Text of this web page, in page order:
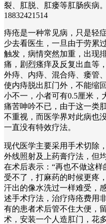
裂、肛脱、肛瘘等肛肠疾
18832421514
痔疮是一种常见病，只是轻
少去看医生，一旦由于劳累
触发，病情突然加重，出现
痛，剧烈瘙痒及反复出血等
外痔、内痔、混合痔、瘘管
使内痔脱出肛门外，不能缩
小不一，小者可有0.5厘米，
痛苦呻吟不已，由于这一类
不重视，而医学界对此病也
一直没有特效疗法。
现代医学主要采用手术切除
外线照射及上药膏疗法，但
在术后表示：“再也不做这
受不了，打麻药的时候更疼
汗出的像水洗过一样难受，
述手术疗法，治疗痔疮费用
有的患者术后管不住大便，
术，安装一个人造肛门，花